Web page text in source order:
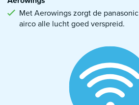
Met Aerowings zorgt de
airco alle lucht goed verspreid.